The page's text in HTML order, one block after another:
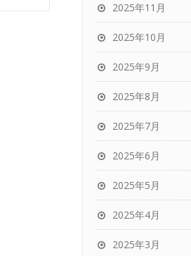
2025年11月
2025年10月
2025年9月
2025年8月
2025年7月
2025年6月
2025年5月
2025年4月
2025年3月